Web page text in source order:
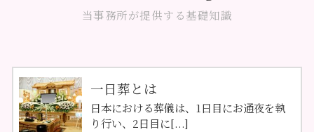
当事務所が提供する基礎知識
一日葬とは
日本における葬儀は、1日目にお通夜を執
り行い、2日目に[...]